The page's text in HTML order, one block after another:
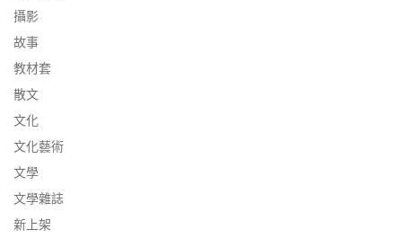
攝影
故事
教材套
散文
文化
文化藝術
文學
文學雜誌
新上架